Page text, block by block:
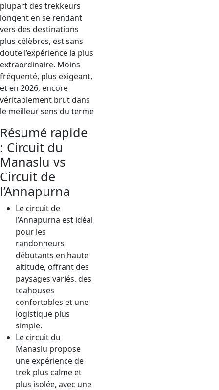
plupart des trekkeurs
longent en se rendant
vers des destinations
plus célèbres, est sans
doute l’expérience la plus
extraordinaire. Moins
fréquenté, plus exigeant,
et en 2026, encore
véritablement brut dans
le meilleur sens du terme
Résumé rapide
: Circuit du
Manaslu vs
Circuit de
l’Annapurna
Le circuit de
l’Annapurna est idéal
pour les
randonneurs
débutants en haute
altitude, offrant des
paysages variés, des
teahouses
confortables et une
logistique plus
simple.
Le circuit du
Manaslu propose
une expérience de
trek plus calme et
plus isolée, avec une